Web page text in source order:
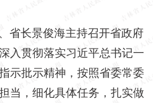
省长景俊海主持召开省政府
入贯彻落实习近平总书记一
示批示精神，按照省委常委
当，细化具体任务，扎实做